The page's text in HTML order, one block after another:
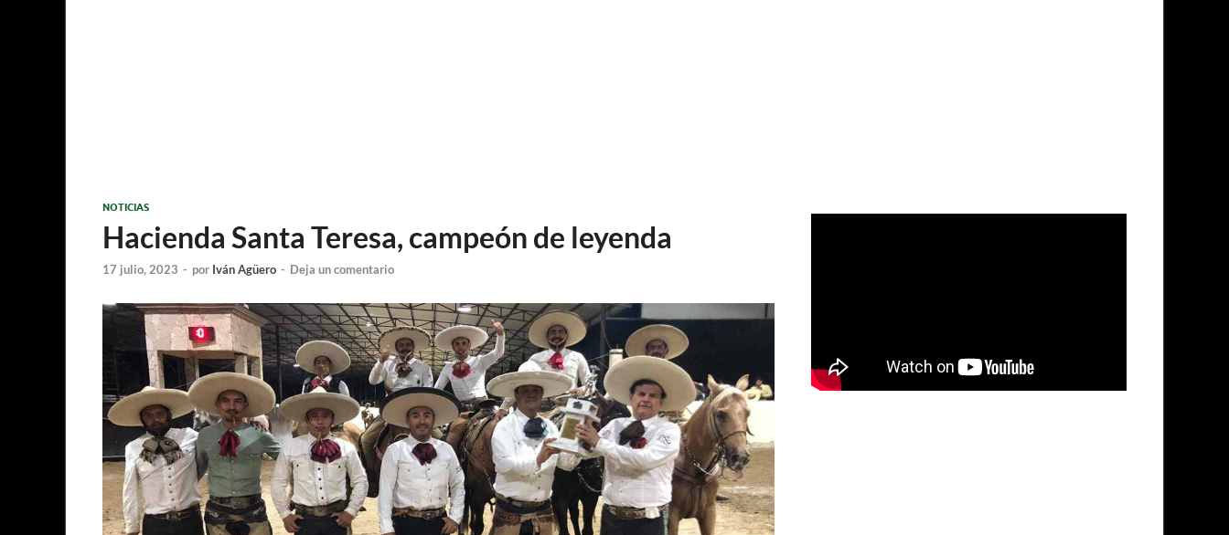
NOTICIAS
Hacienda Santa Teresa, campeón de leyenda
17 julio, 2023 - por Iván Agüero - Deja un comentario